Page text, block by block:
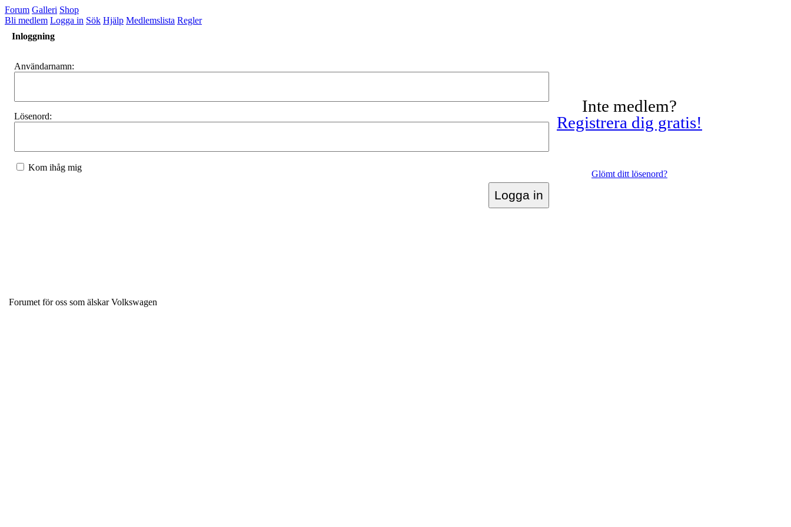
Forum Galleri Shop
Bli medlem Logga in Sök Hjälp Medlemslista Regler
Inloggning
Användarnamn:
Lösenord:
Kom ihåg mig
Inte medlem?
Registrera dig gratis!
Glömt ditt lösenord?
Forumet för oss som älskar Volkswagen